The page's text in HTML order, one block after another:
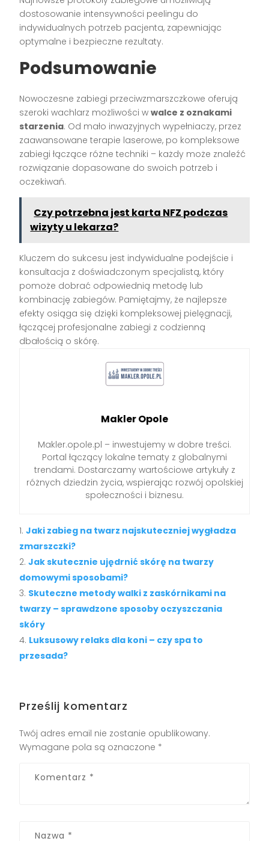
dostosowanie intensywności peelingu do
indywidualnych potrzeb pacjenta, zapewniając
optymalne i bezpieczne rezultaty.
Podsumowanie
Nowoczesne zabiegi przeciwzmarszczkowe oferują
szeroki wachlarz możliwości wwalce z oznakami
starzenia. Od mało inwazyjnych wypełniaczy, przez
zaawansowane terapie laserowe, po kompleksowe
zabiegi łączące różne techniki – każdy może znaleźć
rozwiązanie dopasowane do swoich potrzeb i
oczekiwań.
Czy potrzebna jest karta NFZ podczas
wizyty u lekarza?
Kluczem do sukcesu jest indywidualne podejście i
konsultacja z doświadczonym specjalistą, który
pomoże dobrać odpowiednią metodę lub
kombinację zabiegów. Pamiętajmy, że najlepsze
efekty osiąga się dzięki kompleksowej pielęgnacji,
łączącej profesjonalne zabiegi z codzienną
dbałością o skórę.
Makler Opole
Makler.opole.pl – inwestujemy w dobre treści.
Portal łączący lokalne tematy z globalnymi
trendami. Dostarczamy wartościowe artykuły z
różnych dziedzin życia, wspierając rozwój opolskiej
społeczności i biznesu.
Jaki zabieg na twarz najskuteczniej wygładza
zmarszczki?
Jak skutecznie ujędrnić skórę na twarzy
domowymi sposobami?
Skuteczne metody walki z zaskórnikami na
twarzy – sprawdzone sposoby oczyszczania
skóry
Luksusowy relaks dla koni – czy spa to
przesada?
Prześlij komentarz
Twój adres email nie zostanie opublikowany.
Wymagane pola są oznaczone *